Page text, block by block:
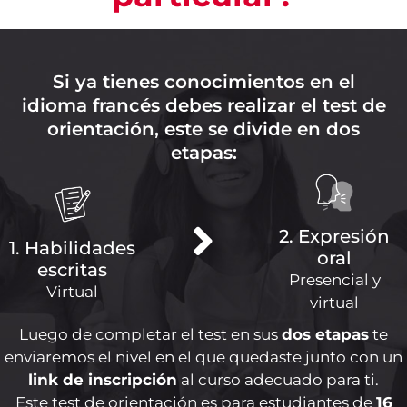
Si ya tienes conocimientos en el
idioma francés debes realizar el test de
orientación, este se divide en dos
etapas:
1. Habilidades
escritas
Virtual
2. Expresión
oral
Presencial y
virtual
Luego de completar el test en sus dos etapas te
enviaremos el nivel en el que quedaste junto con un
link de inscripción al curso adecuado para ti.
Este test de orientación es para estudiantes de 16